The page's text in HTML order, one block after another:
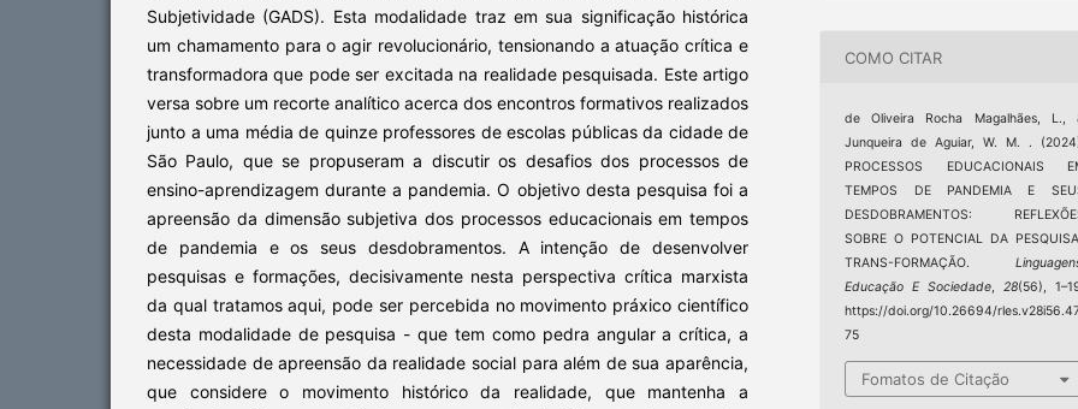
Subjetividade (GADS). Esta modalidade traz em sua significação histórica
um chamamento para o agir revolucionário, tensionando a atuação crítica e
transformadora que pode ser excitada na realidade pesquisada. Este artigo
versa sobre um recorte analítico acerca dos encontros formativos realizados
junto a uma média de quinze professores de escolas públicas da cidade de
São Paulo, que se propuseram a discutir os desafios dos processos de
ensino-aprendizagem durante a pandemia. O objetivo desta pesquisa foi a
apreensão da dimensão subjetiva dos processos educacionais em tempos
de pandemia e os seus desdobramentos. A intenção de desenvolver
pesquisas e formações, decisivamente nesta perspectiva crítica marxista
da qual tratamos aqui, pode ser percebida no movimento práxico científico
desta modalidade de pesquisa - que tem como pedra angular a crítica, a
necessidade de apreensão da realidade social para além de sua aparência,
que considere o movimento histórico da realidade, que mantenha a
COMO CITAR
de Oliveira Rocha Magalhães, L.,
Junqueira de Aguiar, W. M. .
PROCESSOS EDUCACIONAIS
TEMPOS DE PANDEMIA E
DESDOBRAMENTOS:
SOBRE O POTENCIAL DA
TRANS-FORMAÇÃO.
Educação E Sociedade, 28(56),
https://doi.org/10.26694/
75
Fomatos de Citação